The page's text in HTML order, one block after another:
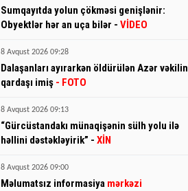
Sumqayıtda yolun çökməsi genişlənir:
Obyektlər hər an uça bilər - VİDEO
8 Avqust 2026 09:28
Dalaşanları ayırarkən öldürülən Azər vəkilin
qardaşı imiş - FOTO
8 Avqust 2026 09:13
“Gürcüstandakı münaqişənin sülh yolu ilə
həllini dəstəkləyirik” - XİN
8 Avqust 2026 09:00
Məlumatsız informasiya mərkəzi